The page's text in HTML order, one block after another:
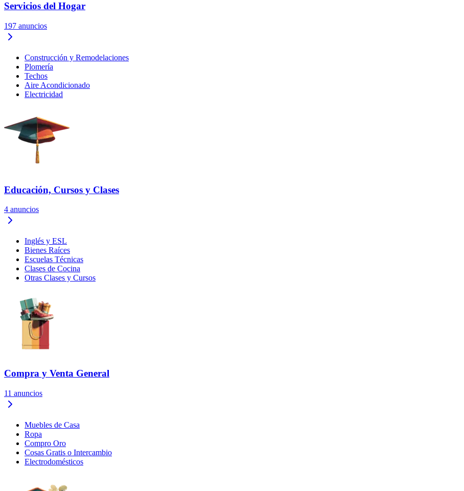
Servicios del Hogar
197 anuncios
Construcción y Remodelaciones
Plomería
Techos
Aire Acondicionado
Electricidad
Educación, Cursos y Clases
4 anuncios
Inglés y ESL
Bienes Raíces
Escuelas Técnicas
Clases de Cocina
Otras Clases y Cursos
Compra y Venta General
11 anuncios
Muebles de Casa
Ropa
Compro Oro
Cosas Gratis o Intercambio
Electrodomésticos